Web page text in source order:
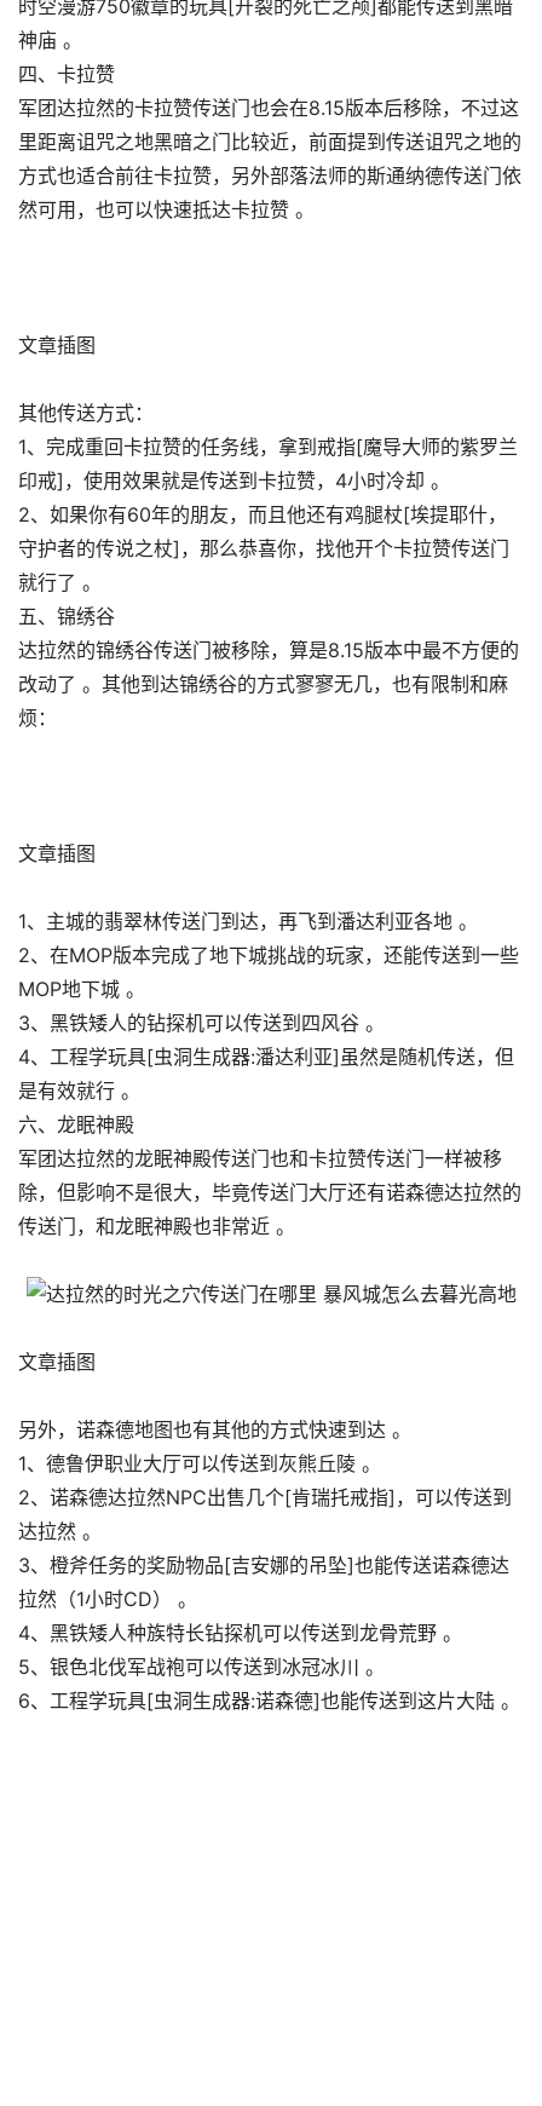
时空漫游750徽章的玩具[开裂的死亡之颅]都能传送到黑暗
神庙 。
四、卡拉赞
军团达拉然的卡拉赞传送门也会在8.15版本后移除，不过这
里距离诅咒之地黑暗之门比较近，前面提到传送诅咒之地的
方式也适合前往卡拉赞，另外部落法师的斯通纳德传送门依
然可用，也可以快速抵达卡拉赞 。
文章插图
其他传送方式：
1、完成重回卡拉赞的任务线，拿到戒指[魔导大师的紫罗兰
印戒]，使用效果就是传送到卡拉赞，4小时冷却 。
2、如果你有60年的朋友，而且他还有鸡腿杖[埃提耶什，
守护者的传说之杖]，那么恭喜你，找他开个卡拉赞传送门
就行了 。
五、锦绣谷
达拉然的锦绣谷传送门被移除，算是8.15版本中最不方便的
改动了 。其他到达锦绣谷的方式寥寥无几，也有限制和麻
烦：
文章插图
1、主城的翡翠林传送门到达，再飞到潘达利亚各地 。
2、在MOP版本完成了地下城挑战的玩家，还能传送到一些
MOP地下城 。
3、黑铁矮人的钻探机可以传送到四风谷 。
4、工程学玩具[虫洞生成器:潘达利亚]虽然是随机传送，但
是有效就行 。
六、龙眠神殿
军团达拉然的龙眠神殿传送门也和卡拉赞传送门一样被移
除，但影响不是很大，毕竟传送门大厅还有诺森德达拉然的
传送门，和龙眠神殿也非常近 。
文章插图
另外，诺森德地图也有其他的方式快速到达 。
1、德鲁伊职业大厅可以传送到灰熊丘陵 。
2、诺森德达拉然NPC出售几个[肯瑞托戒指]，可以传送到
达拉然 。
3、橙斧任务的奖励物品[吉安娜的吊坠]也能传送诺森德达
拉然（1小时CD） 。
4、黑铁矮人种族特长钻探机可以传送到龙骨荒野 。
5、银色北伐军战袍可以传送到冰冠冰川 。
6、工程学玩具[虫洞生成器:诺森德]也能传送到这片大陆 。